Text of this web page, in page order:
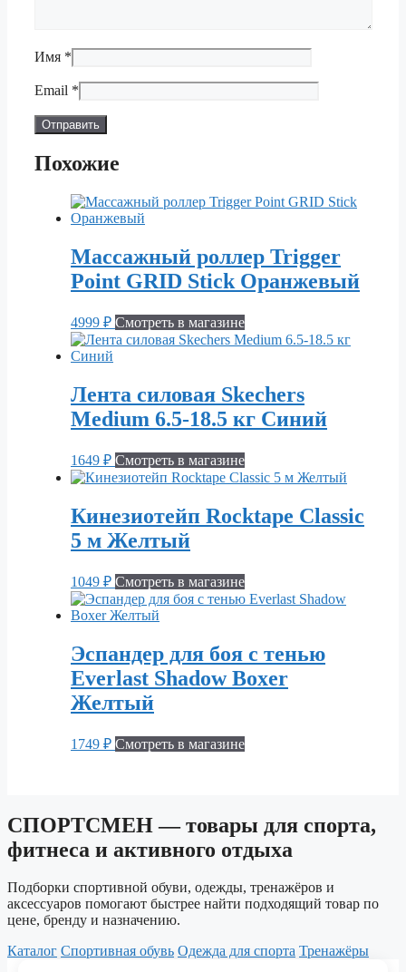
Имя *
Email *
Похожие
Массажный роллер Trigger
Point GRID Stick Оранжевый
4999 ₽ Смотреть в магазине
Лента силовая Skechers
Medium 6.5-18.5 кг Синий
1649 ₽ Смотреть в магазине
Кинезиотейп Rocktape Classic
5 м Желтый
1049 ₽ Смотреть в магазине
Эспандер для боя с тенью
Everlast Shadow Boxer
Желтый
1749 ₽ Смотреть в магазине
СПОРТСМЕН — товары для спорта,
фитнеса и активного отдыха
Подборки спортивной обуви, одежды, тренажёров и
аксессуаров помогают быстрее найти подходящий товар по
цене, бренду и назначению.
Каталог Спортивная обувь Одежда для спорта Тренажёры